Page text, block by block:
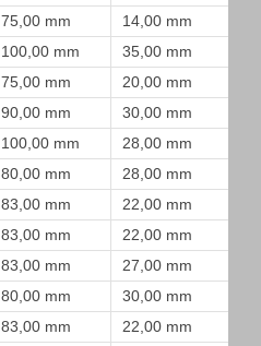
75,00 mm
14,00 mm
100,00 mm
35,00 mm
75,00 mm
20,00 mm
90,00 mm
30,00 mm
100,00 mm
28,00 mm
80,00 mm
28,00 mm
83,00 mm
22,00 mm
83,00 mm
22,00 mm
83,00 mm
27,00 mm
80,00 mm
30,00 mm
83,00 mm
22,00 mm